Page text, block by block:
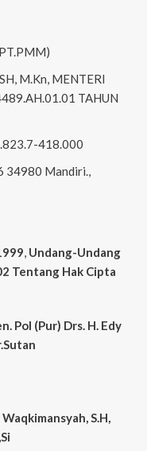
M.Kn, MENTERI
TAHUN
418.000
34980 Mandiri.,
, Undang-Undang
Tentang Hak Cipta
Pol (Pur) Drs. H. Edy
Waqkimansyah, S.H,